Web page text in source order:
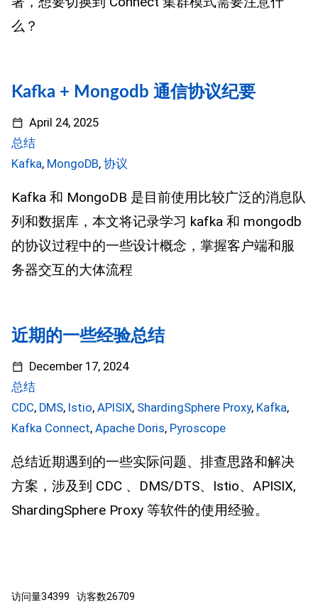
么？
Kafka + Mongodb 通信协议纪要
April 24, 2025
总结
Kafka, MongoDB, 协议
Kafka 和 MongoDB 是目前使用比较广泛的消息队
列和数据库，本文将记录学习 kafka 和 mongodb
的协议过程中的一些设计概念，掌握客户端和服
务器交互的大体流程
近期的一些经验总结
December 17, 2024
总结
CDC, DMS, Istio, APISIX, ShardingSphere Proxy, Kafka,
Kafka Connect, Apache Doris, Pyroscope
总结近期遇到的一些实际问题、排查思路和解决
方案，涉及到 CDC 、DMS/DTS、Istio、APISIX,
ShardingSphere Proxy 等软件的使用经验。
访问量34399 访客数26709